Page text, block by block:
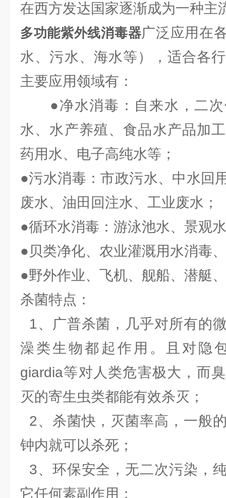
在西方发达国家逐渐成为一种主
多功能紫外线消毒器广泛应用在
水、污水、海水等），适合各
主要应用领域有：
●净水消毒：自来水，二次
水、水产养殖、食品水产品加
药用水、电子高纯水等；
●污水消毒：市政污水、中水回
废水、油田回注水、工业废水；
●循环水消毒：游泳池水、景观
●贝类净化、农业灌溉用水消毒
●野外作业、飞机、舰船、潜艇
杀菌特点：
1、广普杀菌，几乎对所有的
澡类生物都起作用。且对隐
giardia等对人类危害极大，而
灭的寄生虫类都能有效杀灭；
2、杀菌快，灭菌率高，一般
钟内就可以杀死；
3、环保安全，无二次污染，
它任何素副作用；